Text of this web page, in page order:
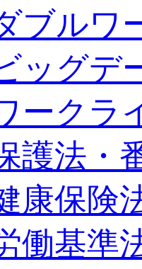
ブルワ
ッグデ
ークラ
護法・
康保険
働基準